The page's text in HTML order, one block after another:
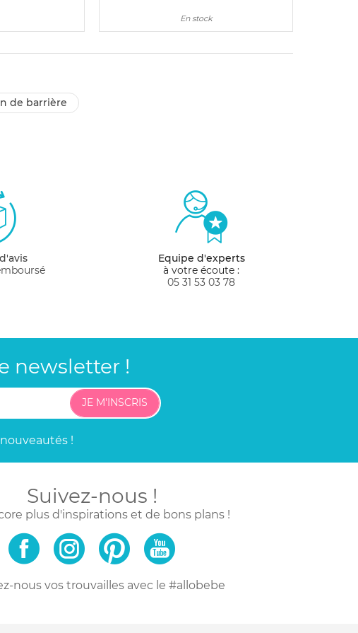
En stock
de barrière
Equipe d'experts
à votre écoute :
05 31 53 03 78
newsletter !
JE M'INSCRIS
!
Suivez-nous !
plus d'inspirations et de bons plans !
nous vos trouvaillesavec le #allobebe